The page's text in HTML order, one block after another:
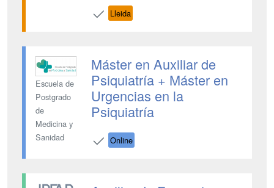
Lleida
Escuela de
Postgrado
de
Medicina y
Sanidad
Máster en Auxiliar de
Psiquiatría + Máster en
Urgencias en la
Psiquiatría
Online